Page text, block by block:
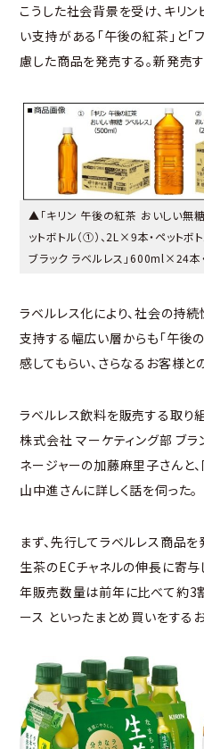
こうした社会背景を受け、キリ
い支持がある「午後の紅茶」と「
慮した商品を発売する。新発売
▲「キリン 午後の紅茶 おいしい
ットボトル（①）、2L×9本・ペットボ
ブラック ラベルレス」600ml×24本
ラベルレス化により、社会の持
支持する幅広い層からも「午後の
感してもらい、さらなるお客様と
ラベルレス飲料を販売する取り
株式会社 マーケティング部 ブラ
ネージャーの加藤麻里子さんと
山中進さんに詳しく話を伺った。
まず、先行してラベルレス商品を
生茶のECチャネルの伸長に寄与
年販売数量は前年に比べて約3
ース といったまとめ買いをする